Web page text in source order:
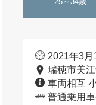
2021年3
瑞穂市美
車両相互
普通乗用車